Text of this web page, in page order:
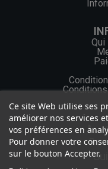
Qui
Ce site Web utilise ses
améliorer nos services
vos préférences en
Pour donner votre
sur le bouton Accepter.